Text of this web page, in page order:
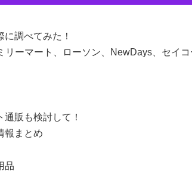
調べてみた！
リーマート、ローソン、NewDays、セイ
販も検討して！
報まとめ
品